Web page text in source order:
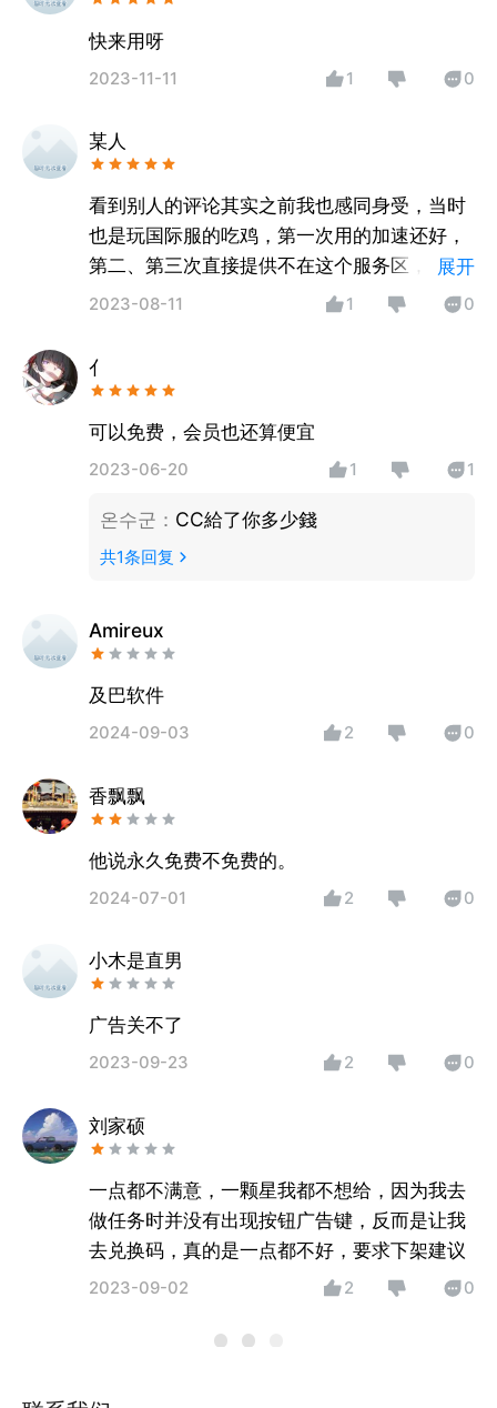
快来用呀
2023-11-11 1 0
某人
看到别人的评论其实之前我也感同身受，当时
也是玩国际服的吃鸡，第一次用的加速还好，
第二、第三次直接提供不在这个服务区，气的
我删了，后来我又下回来的时候，用着又好
人家好歹也是免费的，你要用你就用，不用就
别用，也希望这款加速器今后能继续发展下
展开
2023-08-11 1 0
亻
可以免费，会员也还算便宜
2023-06-20 1 1
온수군 ： CC給了你多少錢
共1条回复
Amireux
及巴软件
2024-09-03 2 0
香飘飘
他说永久免费不免费的。
2024-07-01 2 0
小木是直男
2023-09-23 2 0
刘家硕
一点都不满意，一颗星我都不想给，因为我去
做任务时并没有出现按钮广告键，反而是让我
去兑换码，真的是一点都不好，要求下架建议
2023-09-02 2 0